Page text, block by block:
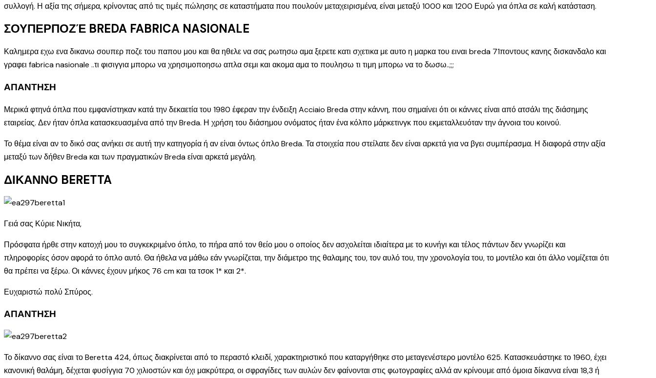
συλλογή. Η αξία της σήμερα, κρίνοντας από τις τιμές πώλησης σε καταστήματα που πουλούν μεταχειρισμένα, είναι μεταξύ 1000 και 1200 Ευρώ για όπλα σε καλή κατάσταση.
ΣΟΥΠΕΡΠΟΖΈ BREDA FABRICA NASIONALE
Καλημερα εχω ενα δικανω σουπερ ποζε του παπου μου και θα ηθελε να σας ρωτησω αμα ξερετε κατι σχετικα με αυτο η μαρκα του ειναι breda 71ποντους κανης δισκανδαλο και
γραφει fabrica nasionale ..τι φισιγγια μπορω να χρησιμοποησω απλα σεμι και ακομα αμα το πουλησω τι τιμη μπορω να το δωσω..;;;
ΑΠΑΝΤΗΣΗ
Μερικά φτηνά όπλα που εμφανίστηκαν κατά την δεκαετία του 1980 έφεραν την ένδειξη Acciaio Breda στην κάννη, που σημαίνει ότι οι κάννες είναι από ατσάλι της διάσημης
εταιρείας. Δεν ήταν όπλα κατασκευασμένα από την Breda. Η χρήση του διάσημου ονόματος ήταν ένα κόλπο μάρκετινγκ που εκμεταλλευόταν την άγνοια του κοινού.
Το θέμα είναι αν το δικό σας ανήκει σε αυτή την κατηγορία ή αν είναι όντως όπλο Breda. Τα στοιχεία που στείλατε δεν είναι αρκετά για να βγει συμπέρασμα. Η διαφορά στην αξία
μεταξύ των δήθεν Breda και των πραγματικών Breda είναι αρκετά μεγάλη.
ΔΙΚΑΝΝΟ BERETTA
Γειά σας Κύριε Νικήτα,
Πρόσφατα ήρθε στην κατοχή μου το συγκεκριμένο όπλο, το πήρα από τον θείο μου ο οποίος δεν ασχολείται ιδιαίτερα με το κυνήγι και τέλος πάντων δεν γνωρίζει και
πληροφορίες όσον αφορά το όπλο αυτό. Θα ήθελα να μάθω εάν γνωρίζεται, την διάμετρο της θαλαμης του, τον αυλό του, την χρονολογία του, το μοντέλο και ότι άλλο νομίζεται ότι
θα πρέπει να ξέρω. Οι κάννες έχουν μήκος 76 cm και τα τσοκ 1* και 2*.
Ευχαριστώ πολύ Σπύρος.
ΑΠΑΝΤΗΣΗ
Το δίκαννο σας είναι το Beretta 424, όπως διακρίνεται από το περαστό κλειδί, χαρακτηριστικό που καταργήθηκε στο μεταγενέστερο μοντέλο 625. Κατασκευάστηκε το 1960, έχει
κανονική θαλάμη, δέχεται φυσίγγια 70 χιλιοστών και όχι μακρύτερα, οι σφραγίδες των αυλών δεν φαίνονται στις φωτογραφίες αλλά αν κρίνουμε από όμοια δίκαννα είναι 18,3 ή